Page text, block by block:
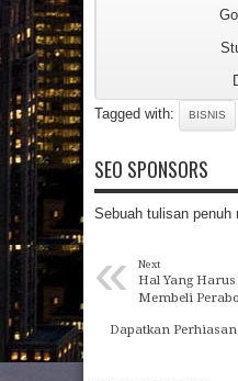
Tagged with:
BISNIS
SEO SPONSORS
Sebuah tulisan penuh
« Next
Hal Yang
Membeli
Dapatkan